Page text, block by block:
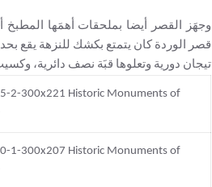
وجهَز القصر أيضا بملحقات أهمَها المطبخ
قصر الوردة كان يتمتع بكشك للنزهة يقع
تيجان دورية وتعلوها قبَة نصف دائرية،